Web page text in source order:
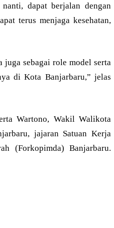
dapat berjalan dengan
terus menjaga kesehatan,
juga sebagai role model serta
di Kota Banjarbaru,” jelas
Wartono, Wakil Walikota
jajaran Satuan Kerja
(Forkopimda) Banjarbaru.